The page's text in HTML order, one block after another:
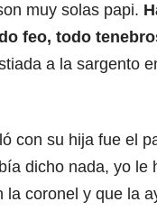
muy solas papi.
feo, todo
a la sargento
con su hija fue el
dicho nada, yo le
la coronel y que la